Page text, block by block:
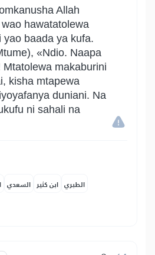
Allah
hawatatolewa
yao baada ya kufa.
«Ndio. Naapa
Mtatolewa makaburini
kisha mtapewa
duniani. Na
ni sahali na
السعدي ابن كثير الطبري